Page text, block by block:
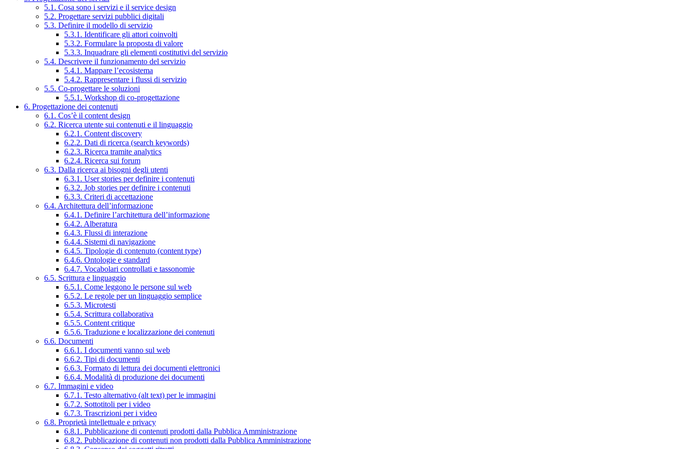
5.1. Cosa sono i servizi e il service design
5.2. Progettare servizi pubblici digitali
5.3. Definire il modello di servizio
5.3.1. Identificare gli attori coinvolti
5.3.2. Formulare la proposta di valore
5.3.3. Inquadrare gli elementi costitutivi del servizio
5.4. Descrivere il funzionamento del servizio
5.4.1. Mappare l’ecosistema
5.4.2. Rappresentare i flussi di servizio
5.5. Co-progettare le soluzioni
5.5.1. Workshop di co-progettazione
6. Progettazione dei contenuti
6.1. Cos’è il content design
6.2. Ricerca utente sui contenuti e il linguaggio
6.2.1. Content discovery
6.2.2. Dati di ricerca (search keywords)
6.2.3. Ricerca tramite analytics
6.2.4. Ricerca sui forum
6.3. Dalla ricerca ai bisogni degli utenti
6.3.1. User stories per definire i contenuti
6.3.2. Job stories per definire i contenuti
6.3.3. Criteri di accettazione
6.4. Architettura dell’informazione
6.4.1. Definire l’architettura dell’informazione
6.4.2. Alberatura
6.4.3. Flussi di interazione
6.4.4. Sistemi di navigazione
6.4.5. Tipologie di contenuto (content type)
6.4.6. Ontologie e standard
6.4.7. Vocabolari controllati e tassonomie
6.5. Scrittura e linguaggio
6.5.1. Come leggono le persone sul web
6.5.2. Le regole per un linguaggio semplice
6.5.3. Microtesti
6.5.4. Scrittura collaborativa
6.5.5. Content critique
6.5.6. Traduzione e localizzazione dei contenuti
6.6. Documenti
6.6.1. I documenti vanno sul web
6.6.2. Tipi di documenti
6.6.3. Formato di lettura dei documenti elettronici
6.6.4. Modalità di produzione dei documenti
6.7. Immagini e video
6.7.1. Testo alternativo (alt text) per le immagini
6.7.2. Sottotitoli per i video
6.7.3. Trascrizioni per i video
6.8. Proprietà intellettuale e privacy
6.8.1. Pubblicazione di contenuti prodotti dalla Pubblica Amministrazione
6.8.2. Pubblicazione di contenuti non prodotti dalla Pubblica Amministrazione